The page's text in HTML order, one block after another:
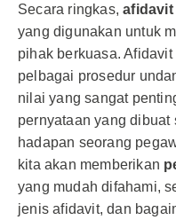
Secara ringkas,afidavit
yang digunakan untuk
pihak berkuasa.
pelbagai prosedur
nilai yang sangat
pernyataan yang
hadapan seorang
kita akan memberikan
yang mudah difahami,
jenis afidavit, dan